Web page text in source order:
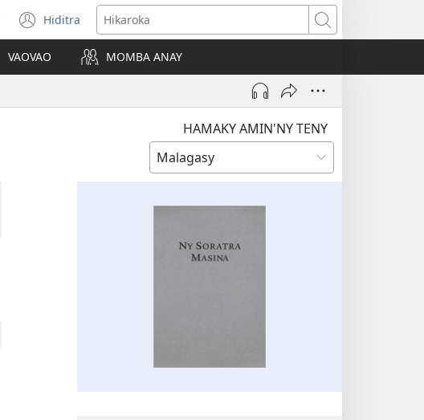
Hiditra
(manokatra
rohy)
Hikaroka
VAOVAO MOMBA ANAY
HAMAKY AMIN'NY TENY